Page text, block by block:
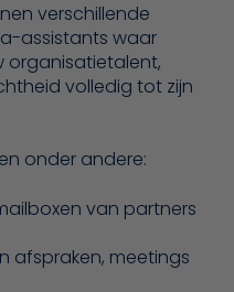
verschillende
assistants waar
organisatietalent,
volledig tot zijn
onder andere:
van partners
afspraken, meetings